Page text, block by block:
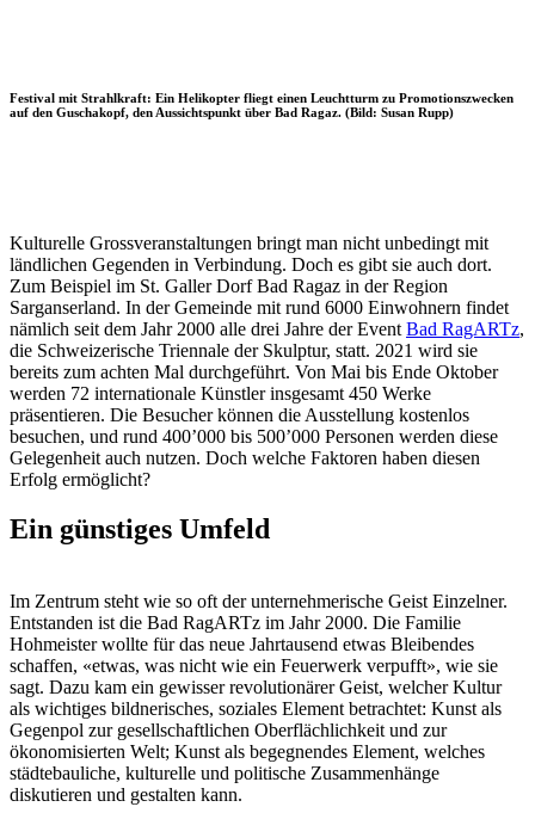
Festival mit Strahlkraft: Ein Helikopter fliegt einen Leuchtturm zu Promotionszwecken
auf den Guschakopf, den Aussichtspunkt über Bad Ragaz. (Bild: Susan Rupp)
Kulturelle Grossveranstaltungen bringt man nicht unbedingt mit
ländlichen Gegenden in Verbindung. Doch es gibt sie auch dort.
Zum Beispiel im St. Galler Dorf Bad Ragaz in der Region
Sarganserland. In der Gemeinde mit rund 6000 Einwohnern findet
nämlich seit dem Jahr 2000 alle drei Jahre der Event Bad RagARTz,
die Schweizerische Triennale der Skulptur, statt. 2021 wird sie
bereits zum achten Mal durchgeführt. Von Mai bis Ende Oktober
werden 72 internationale Künstler insgesamt 450 Werke
präsentieren. Die Besucher können die Ausstellung kostenlos
besuchen, und rund 400’000 bis 500’000 Personen werden diese
Gelegenheit auch nutzen. Doch welche Faktoren haben diesen
Erfolg ermöglicht?
Ein günstiges Umfeld
Im Zentrum steht wie so oft der unternehmerische Geist Einzelner.
Entstanden ist die Bad RagARTz im Jahr 2000. Die Familie
Hohmeister wollte für das neue Jahrtausend etwas Bleibendes
schaffen, «etwas, was nicht wie ein Feuerwerk verpufft», wie sie
sagt. Dazu kam ein gewisser revolutionärer Geist, welcher Kultur
als wichtiges bildnerisches, soziales Element betrachtet: Kunst als
Gegenpol zur gesellschaftlichen Oberflächlichkeit und zur
ökonomisierten Welt; Kunst als begegnendes Element, welches
städtebauliche, kulturelle und politische Zusammenhänge
diskutieren und gestalten kann.